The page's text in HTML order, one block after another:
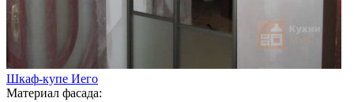
Шкаф-купе Иего
Материал фасада: